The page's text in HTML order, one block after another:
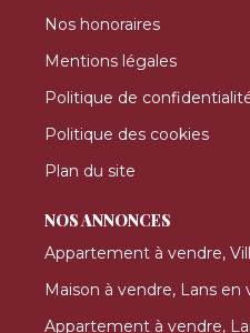
Nos honoraires
Mentions légales
Politique de
Politique des cookies
Plan du site
NOS ANNONCES
Appartement à vendre,
Maison à vendre, Lans en
Appartement à vendre,